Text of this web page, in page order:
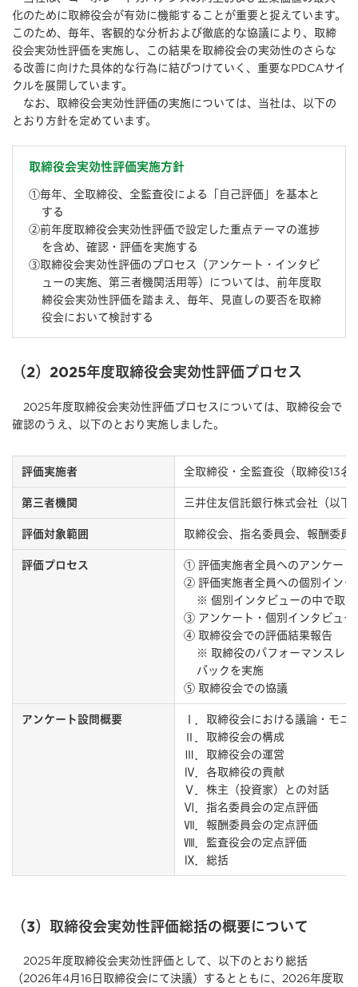
化のために取締役会が有効に機能することが重要と捉えています。
このため、毎年、客観的な分析および徹底的な協議により、取締
役会実効性評価を実施し、この結果を取締役会の実効性のさらな
る改善に向けた具体的な⾏為に結びつけていく、重要なPDCAサイ
クルを展開しています。
なお、取締役会実効性評価の実施については、当社は、以下の
とおり方針を定めています。
取締役会実効性評価実施方針
①毎年、全取締役、全監査役による「自己評価」を基本と
する
②前年度取締役会実効性評価で設定した重点テーマの進捗
を含め、確認・評価を実施する
③取締役会実効性評価のプロセス（アンケート・インタビ
ューの実施、第三者機関活用等）については、前年度取
締役会実効性評価を踏まえ、毎年、見直しの要否を取締
役会において検討する
（2）2025年度取締役会実効性評価プロセス
2025年度取締役会実効性評価プロセスについては、取締役会で
確認のうえ、以下のとおり実施しました。
評価実施者 全取締役・全監査役（取締役13名
第三者機関 三井住友信託銀行株式会社（以下
評価対象範囲 取締役会、指名委員会、報酬委員
評価プロセス
① 評価実施者全員へのアンケート
② 評価実施者全員への個別イン
※ 個別インタビューの中で取
③ アンケート・個別インタビュ
④ 取締役会での評価結果報告
※ 取締役のパフォーマンスレ
バックを実施
⑤ 取締役会での協議
アンケート設問概要
Ⅰ．取締役会における議論・モニ
Ⅱ．取締役会の構成
Ⅲ．取締役会の運営
Ⅳ．各取締役の貢献
Ⅴ．株主（投資家）との対話
Ⅵ．指名委員会の定点評価
Ⅶ．報酬委員会の定点評価
Ⅷ．監査役会の定点評価
Ⅸ．総括
（3）取締役会実効性評価総括の概要について
2025年度取締役会実効性評価として、以下のとおり総括
（2026年4⽉16⽇取締役会にて決議）するとともに、2026年度取